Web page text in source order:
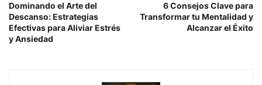
Dominando el Arte del
Descanso: Estrategias
Efectivas para Aliviar Estrés
y Ansiedad
6 Consejos Clave para
Transformar tu Mentalidad y
Alcanzar el Éxito